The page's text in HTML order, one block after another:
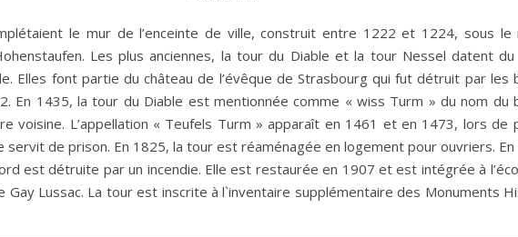
le mur de l’enceinte de ville, construit entre 1222 et 1224, sous le
Les plus anciennes, la tour du Diable et la tour Nessel datent du
Elles font partie du château de l’évêque de Strasbourg qui fut détruit par les
En 1435, la tour du Diable est mentionnée comme « wiss Turm » du nom du
voisine. L’appellation « Teufels Turm » apparaît en 1461 et en 1473, lors de
servit de prison. En 1825, la tour est réaménagée en logement pour ouvriers. En
est détruite par un incendie. Elle est restaurée en 1907 et est intégrée à
Gay Lussac. La tour est inscrite à l`inventaire supplémentaire des Monuments